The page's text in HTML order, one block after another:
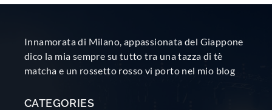
Innamorata di Milano, appassionata del Giappone
dico la mia sempre su tutto tra una tazza di tè
matcha e un rossetto rosso vi porto nel mio blog
CATEGORIES